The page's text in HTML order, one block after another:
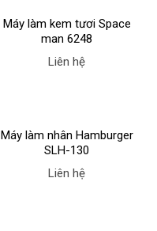
Máy làm kem tươi Space
man 6248
Liên hệ
Máy làm nhân Hamburger
SLH-130
Liên hệ